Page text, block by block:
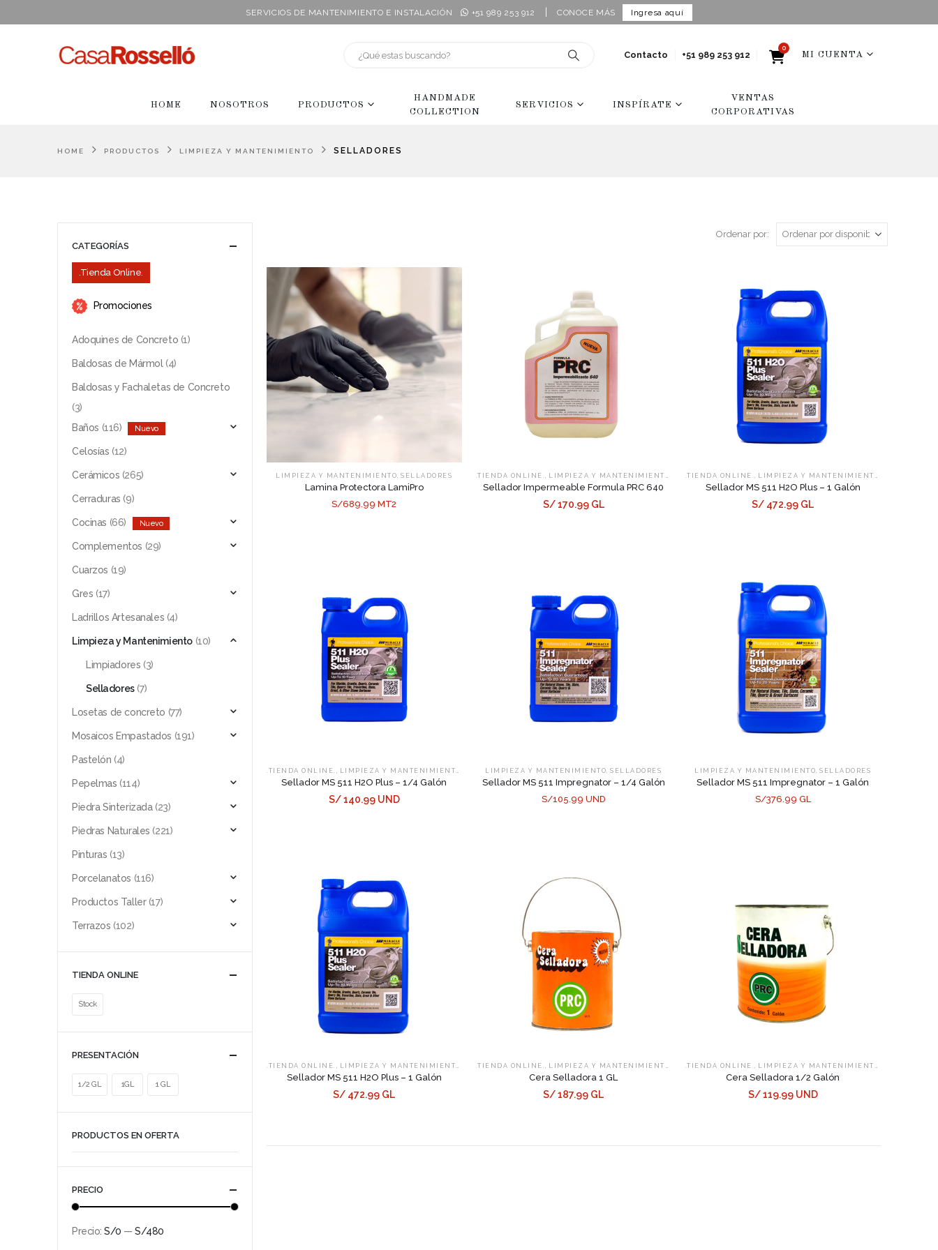
SERVICIOS DE MANTENIMIENTO E INSTALACIÓN +51 989 253 912 CONOCE MÁS Ingresa aquí
Contacto +51 989 253 912
0
MI CUENTA
HOME NOSOTROS PRODUCTOS
HANDMADE
COLLECTION
SERVICIOS INSPÍRATE
VENTAS
CORPORATIVAS
HOME PRODUCTOS LIMPIEZA Y MANTENIMIENTO SELLADORES
Ordenar por:
LIMPIEZA Y MANTENIMIENTO ,SELLADORES
Lamina Protectora LamiPro
S/689.99 MT2
.TIENDA ONLINE. LIMPIEZA Y MANTENIMIENTO SELLADORES
Sellador Impermeable Formula PRC 640
S/ 170.99 GL
.TIENDA ONLINE. LIMPIEZA Y MANTENIMIENTO
Sellador MS 511 H2O Plus – 1 Galón
S/ 472.99 GL
.TIENDA ONLINE. LIMPIEZA Y MANTENIMIENTO SELLADORES
Sellador MS 511 H2O Plus – 1/4 Galón
S/ 140.99 UND
LIMPIEZA Y MANTENIMIENTO ,SELLADORES
Sellador MS 511 Impregnator – 1/4 Galón
S/105.99 UND
LIMPIEZA Y MANTENIMIENTO ,SELLADORES
Sellador MS 511 Impregnator – 1 Galón
S/376.99 GL
.TIENDA ONLINE. LIMPIEZA Y MANTENIMIENTO SELLADORES
Sellador MS 511 H2O Plus – 1 Galón
S/ 472.99 GL
.TIENDA ONLINE. LIMPIEZA Y MANTENIMIENTO SELLADORES
Cera Selladora 1 GL
S/ 187.99 GL
.TIENDA ONLINE. LIMPIEZA Y MANTENIMIENTO
Cera Selladora 1/2 Galón
S/ 119.99 UND
CATEGORÍAS
.Tienda Online.
Promociones
Adoquines de Concreto (1)
Baldosas de Mármol (4)
Baldosas y Fachaletas de Concreto
(3)
Baños (116)
Celosías (12)
Cerámicos (265)
Cerraduras (9)
Cocinas (66)
Complementos (29)
Cuarzos (19)
Gres (17)
Ladrillos Artesanales (4)
Limpieza y Mantenimiento (10)
Limpiadores (3)
Selladores (7)
Losetas de concreto (77)
Mosaicos Empastados (191)
Pastelón (4)
Pepelmas (114)
Piedra Sinterizada (23)
Piedras Naturales (221)
Pinturas (13)
Porcelanatos (116)
Productos Taller (17)
Terrazos (102)
TIENDA ONLINE
Stock
PRESENTACIÓN
1/2 GL 1GL 1 GL
PRODUCTOS EN OFERTA
PRECIO
Precio:S/0 —S/480